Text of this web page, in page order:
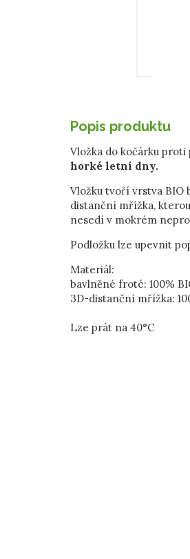
Popis produktu
Vložka do kočárku
horké letní dny.
Vložku tvoří vrstva BIO
distanční mřížka,
nesedí v mokrém
Podložku lze upevnit
Materiál:
bavlněné froté: 100%
3D-distanční mřížka:
Lze prát na 40°C